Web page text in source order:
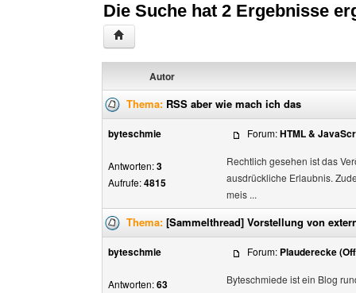
Die Suche hat 2 Ergebnisse
Autor
Thema: RSS aber wie mach ich das
byteschmie
Antworten:3
Aufrufe:4815
Forum:HTML &
Rechtlich gesehen ist das
ausdrückliche Erlaubnis.
meis ...
Thema: [Sammelthread] Vorstellung von
byteschmie
Antworten:63
Forum: Plauderecke
Byteschmiede ist ein Blog